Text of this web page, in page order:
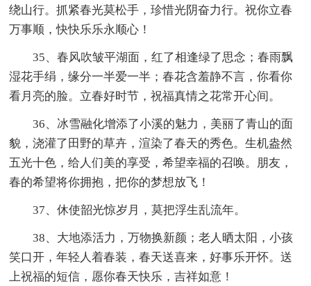
绕山行。抓紧春光莫松手，珍惜光阴奋力行。祝你立春
万事顺，快快乐乐永顺心！
35、春风吹皱平湖面，红了相逢绿了思念；春雨飘
湿花手绢，缘分一半爱一半；春花含羞静不言，你看你
看月亮的脸。立春好时节，祝福真情之花常开心间。
36、冰雪融化增添了小溪的魅力，美丽了青山的面
貌，浇灌了田野的草卉，渲染了春天的秀色。生机盎然
五光十色，给人们美的享受，希望幸福的召唤。朋友，
春的希望将你拥抱，把你的梦想放飞！
37、休使韶光惊岁月，莫把浮生乱流年。
38、大地添活力，万物换新颜；老人晒太阳，小孩
笑口开，年轻人着春装，春天送喜来，好事乐开怀。送
上祝福的短信，愿你春天快乐，吉祥如意！